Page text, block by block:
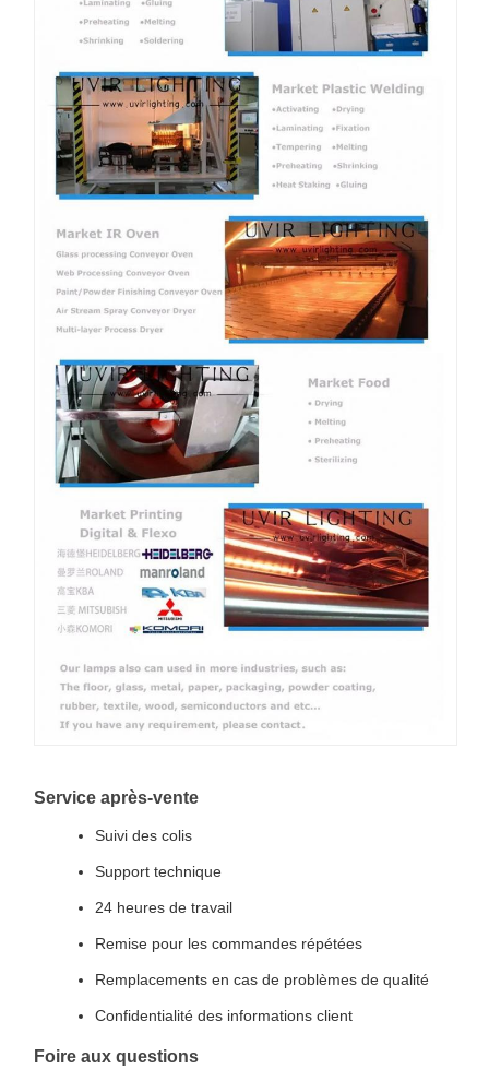
Service après-vente
Suivi des colis
Support technique
24 heures de travail
Remise pour les commandes répétées
Remplacements en cas de problèmes de qualité
Confidentialité des informations client
Foire aux questions